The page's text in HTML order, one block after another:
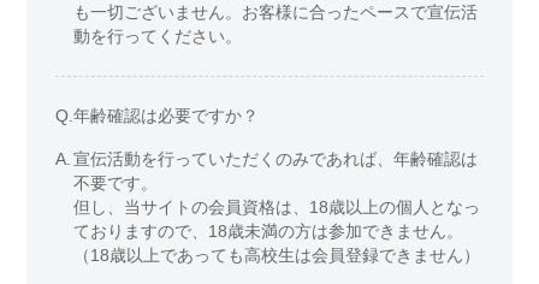
も一切ございません。お客様に合ったペースで宣伝活
動を行ってください。
Q.年齢確認は必要ですか？
A. 宣伝活動を行っていただくのみであれば、年齢確認は
不要です。
但し、当サイトの会員資格は、18歳以上の個人となっ
ておりますので、18歳未満の方は参加できません。
（18歳以上であっても高校生は会員登録できません）